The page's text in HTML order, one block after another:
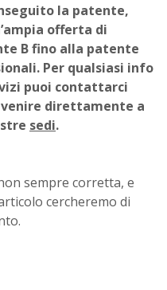
la patente,
offerta di
B fino alla patente
Per qualsiasi info
puoi contattarci
venire direttamente a
sedi.
sempre corretta, e
cercheremo di